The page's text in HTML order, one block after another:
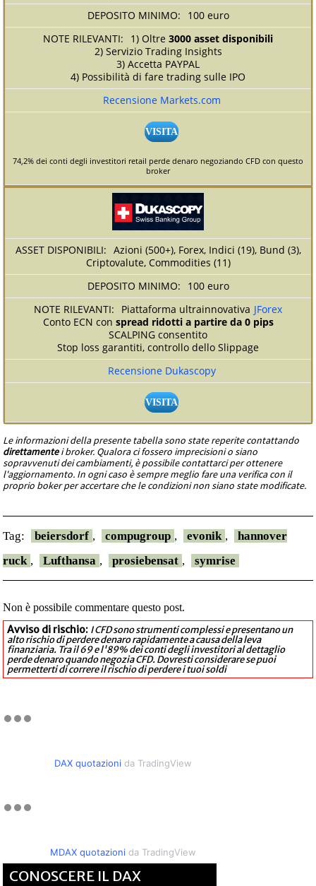
100 euro
1) Oltre 3000 asset disponibili
2) Servizio Trading Insights
3) Accetta PAYPAL
4) Possibilità di fare trading sulle IPO
Recensione Markets.com
VISITA
74,2% dei conti degli investitori retail perde denaro negoziando CFD con questo
broker
Azioni (500+), Forex, Indici (19), Bund (3),
Criptovalute, Commodities (11)
100 euro
Piattaforma ultrainnovativa JForex
Conto ECN con spread ridotti a partire da 0 pips
SCALPING consentito
Stop loss garantiti, controllo dello Slippage
Recensione Dukascopy
VISITA
Le informazioni della presente tabella sono state reperite contattando
direttamentei broker. Qualora ci fossero imprecisioni o siano
sopravvenuti dei cambiamenti, è possibile contattarci per ottenere
l'aggiornamento. In ogni caso è sempre meglio fare una verifica con il
proprio boker per accertare che le condizioni non siano state modificate.
Tag: beiersdorf , compugroup , evonik ,
hannover
ruck , Lufthansa , prosiebensat , symrise
Non è possibile commentare questo post.
Avviso di rischio: I CFD sono strumenti complessi e presentano un
alto rischio di perdere denaro rapidamente a causa della leva
finanziaria. Tra il 69 e l'89% dei conti degli investitori al dettaglio
perde denaro quando negozia CFD. Dovresti considerare se puoi
permetterti di correre il rischio di perdere i tuoi soldi
DAX quotazionida TradingView
MDAX quotazionida TradingView
CONOSCERE IL DAX